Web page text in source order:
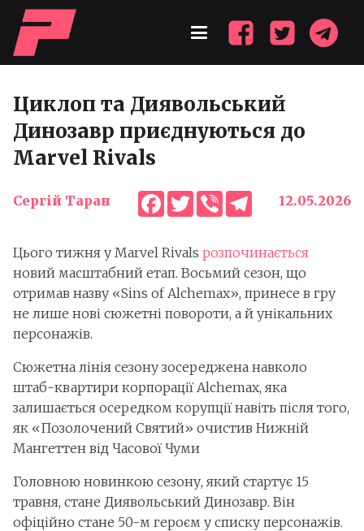
Циклоп та Диявольський
Динозавр приєднуються до
Marvel Rivals
Сергій Таран Facebook
Twitter
ViberTelegram
12.05.2026
Цього тижня у Marvel Rivals розпочинається
новий масштабний етап. Восьмий сезон, що
отримав назву «Sins of Alchemax», принесе в гру
не лише нові сюжетні повороти, а й унікальних
персонажів.
Сюжетна лінія сезону зосереджена навколо
штаб-квартири корпорації Alchemax, яка
залишається осередком корупції навіть після того,
як «Позолочений Святий» очистив Нижній
Мангеттен від Часової Чуми
Головною новинкою сезону, який стартує 15
травня, стане Диявольський Динозавр. Він
офіційно стане 50-м героєм у списку персонажів.